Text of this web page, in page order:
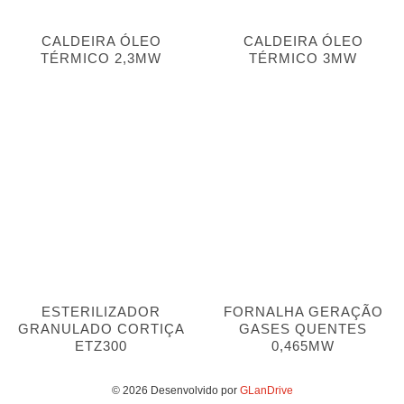
CALDEIRA ÓLEO
TÉRMICO 2,3MW
CALDEIRA ÓLEO
TÉRMICO 3MW
ESTERILIZADOR
GRANULADO CORTIÇA
ETZ300
FORNALHA GERAÇÃO
GASES QUENTES
0,465MW
© 2026 Desenvolvido por GLanDrive